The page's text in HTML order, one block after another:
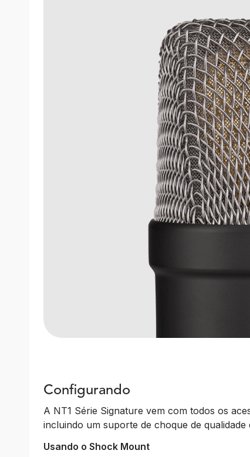
Configurando
A NT1 Série Signature vem com todos os
incluindo um suporte de choque de
Usando o Shock Mount